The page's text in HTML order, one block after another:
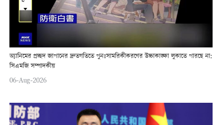
অ্যানিমের প্রচ্ছদ জাপানের দ্রুতগতিতে পুনঃসামরিকীকরণের উচ্চাকাঙ্ক্ষা লুকাতে পারছে না:
সিএমজি সম্পাদকীয়
06-Aug-2026